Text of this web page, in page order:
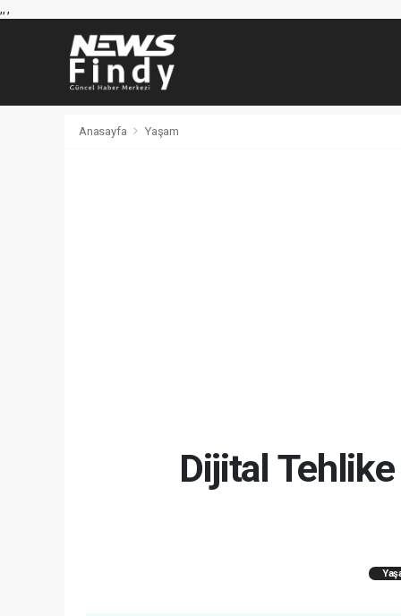
,,,
Anasayfa Yaşam
Dijital Tehlike